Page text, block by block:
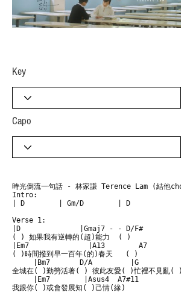
​Key
Capo
時光倒流一句話 - 林家謙 Terence Lam (結他chord
Intro:
| D        | Gm/D        | D            |
Verse 1:
|D              |Gmaj7 - - D/F#
( ) 如果我有逆轉的(超)能力  ( )
|Em7              |A13        A7
( )時間撥到早一百年(的)春天   ( )
     |Bm7       D/A         |G          D/F#
全城在( )勤勞活著( ) 彼此友愛( )忙裡不見亂( )
     |Em7        |Asus4  A7#11
我跟你( )或會發展知( )己情(緣)